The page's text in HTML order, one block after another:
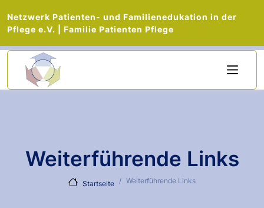
Netzwerk Patienten- und Familienedukation in der
Pflege e.V. | Familie Patienten Pflege
Weiterführende Links
Startseite Weiterführende Links